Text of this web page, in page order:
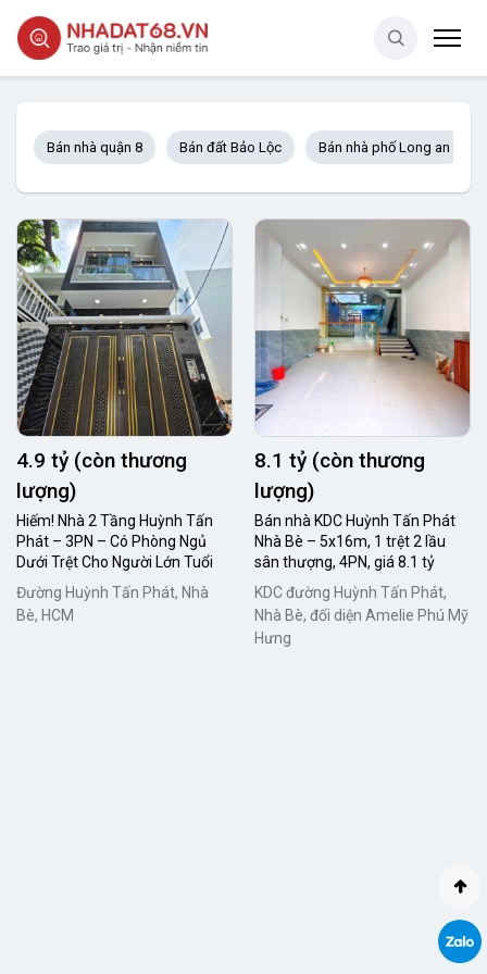
Bán nhà quận 8 Bán đất Bảo Lộc Bán nhà phố Long an
4.9 tỷ (còn thương
lượng)
Hiếm! Nhà 2 Tầng Huỳnh Tấn
Phát – 3PN – Có Phòng Ngủ
Dưới Trệt Cho Người Lớn Tuổi
Đường Huỳnh Tấn Phát, Nhà
Bè, HCM
8.1 tỷ (còn thương
lượng)
Bán nhà KDC Huỳnh Tấn Phát
Nhà Bè – 5x16m, 1 trệt 2 lầu
sân thượng, 4PN, giá 8.1 tỷ
KDC đường Huỳnh Tấn Phát,
Nhà Bè, đối diện Amelie Phú Mỹ
Hưng